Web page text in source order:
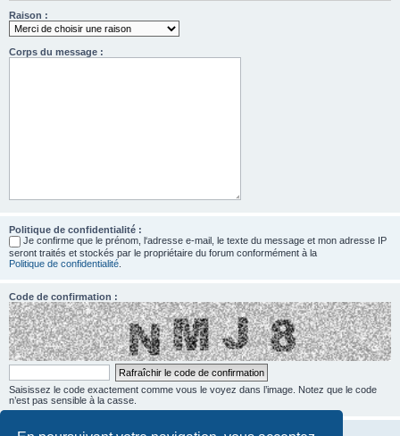
Raison :
Corps du message :
Politique de confidentialité :
Je confirme que le prénom, l‘adresse e-mail, le texte du message et mon adresse IP
seront traités et stockés par le propriétaire du forum conformément à la
Politique de confidentialité
Code de confirmation :
Saisissez le code exactement comme vous le voyez dans l’image. Notez que le code
n’est pas sensible à la casse.